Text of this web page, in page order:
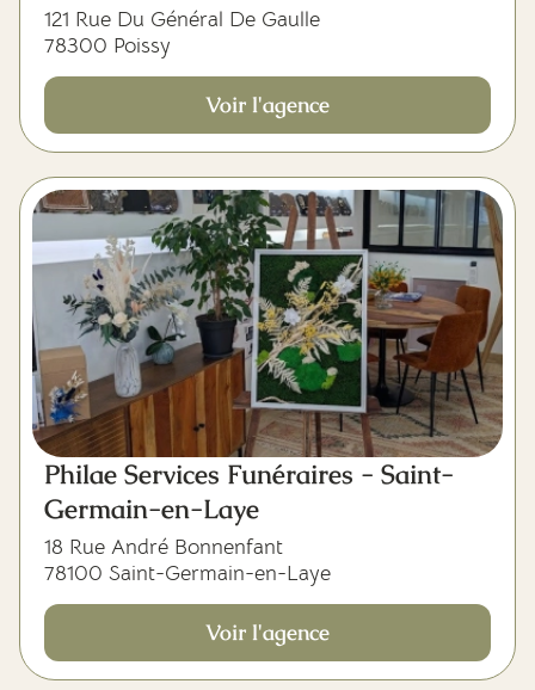
121 Rue Du Général De Gaulle
78300 Poissy
Voir l'agence
Philae Services Funéraires - Saint-
Germain-en-Laye
18 Rue André Bonnenfant
78100 Saint-Germain-en-Laye
Voir l'agence